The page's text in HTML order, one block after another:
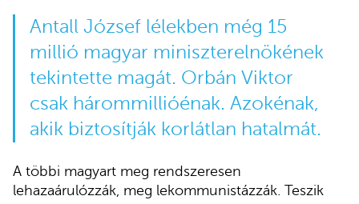
Antall József lélekben még 15
millió magyar miniszterelnökének
tekintette magát. Orbán Viktor
csak hárommillióénak. Azokénak,
akik biztosítják korlátlan hatalmát.
A többi magyart meg rendszeresen
lehazaárulózzák, meg lekommunistázzák. Teszik